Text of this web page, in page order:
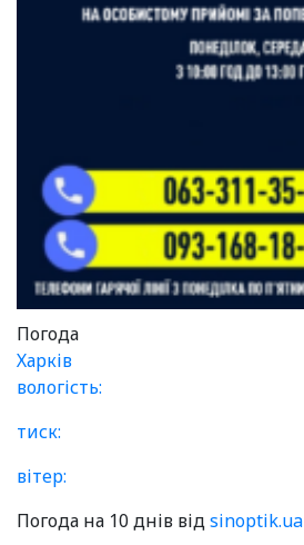
Погода
Харків
вологість:
тиск:
вітер:
Погода на 10 днів відsinoptik.ua